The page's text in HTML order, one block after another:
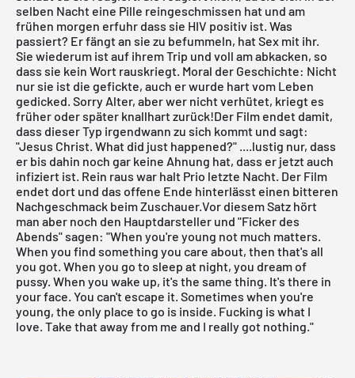
selben Nacht eine Pille reingeschmissen hat und am
frühen morgen erfuhr dass sie HIV positiv ist. Was
passiert? Er fängt an sie zu befummeln, hat Sex mit ihr.
Sie wiederum ist auf ihrem Trip und voll am abkacken, so
dass sie kein Wort rauskriegt. Moral der Geschichte: Nicht
nur sie ist die gefickte, auch er wurde hart vom Leben
gedicked. Sorry Alter, aber wer nicht verhütet, kriegt es
früher oder später knallhart zurück!Der Film endet damit,
dass dieser Typ irgendwann zu sich kommt und sagt:
"Jesus Christ. What did just happened?" ....lustig nur, dass
er bis dahin noch gar keine Ahnung hat, dass er jetzt auch
infiziert ist. Rein raus war halt Prio letzte Nacht. Der Film
endet dort und das offene Ende hinterlässt einen bitteren
Nachgeschmack beim Zuschauer.Vor diesem Satz hört
man aber noch den Hauptdarsteller und "Ficker des
Abends" sagen: "When you're young not much matters.
When you find something you care about, then that's all
you got. When you go to sleep at night, you dream of
pussy. When you wake up, it's the same thing. It's there in
your face. You can't escape it. Sometimes when you're
young, the only place to go is inside. Fucking is what I
love. Take that away from me and I really got nothing."